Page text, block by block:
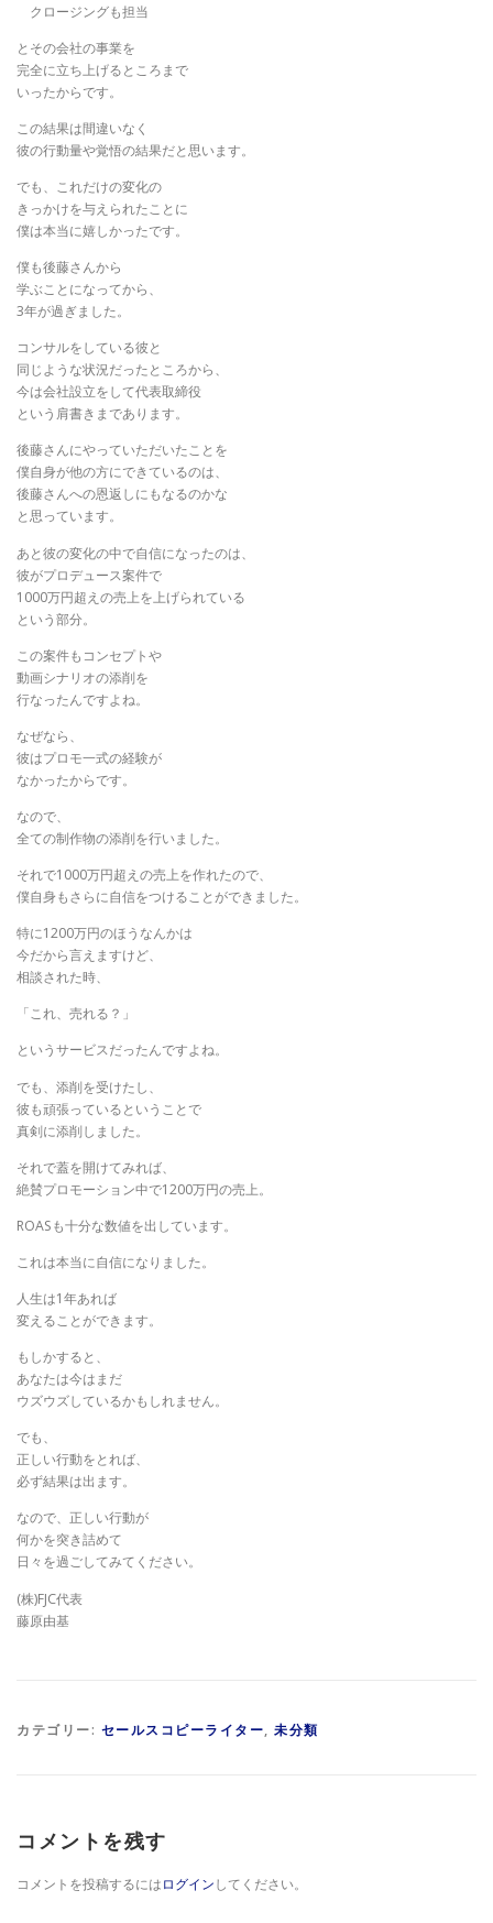
クロージングも担当
とその会社の事業を
完全に立ち上げるところまで
いったからです。
この結果は間違いなく
彼の行動量や覚悟の結果だと思います。
でも、これだけの変化の
きっかけを与えられたことに
僕は本当に嬉しかったです。
僕も後藤さんから
学ぶことになってから、
3年が過ぎました。
コンサルをしている彼と
同じような状況だったところから、
今は会社設立をして代表取締役
という肩書きまであります。
後藤さんにやっていただいたことを
僕自身が他の方にできているのは、
後藤さんへの恩返しにもなるのかな
と思っています。
あと彼の変化の中で自信になったのは、
彼がプロデュース案件で
1000万円超えの売上を上げられている
という部分。
この案件もコンセプトや
動画シナリオの添削を
行なったんですよね。
なぜなら、
彼はプロモ一式の経験が
なかったからです。
なので、
全ての制作物の添削を行いました。
それで1000万円超えの売上を作れたので、
僕自身もさらに自信をつけることができました。
特に1200万円のほうなんかは
今だから言えますけど、
相談された時、
「これ、売れる？」
というサービスだったんですよね。
でも、添削を受けたし、
彼も頑張っているということで
真剣に添削しました。
それで蓋を開けてみれば、
絶賛プロモーション中で1200万円の売上。
ROASも十分な数値を出しています。
これは本当に自信になりました。
人生は1年あれば
変えることができます。
もしかすると、
あなたは今はまだ
ウズウズしているかもしれません。
でも、
正しい行動をとれば、
必ず結果は出ます。
なので、正しい行動が
何かを突き詰めて
日々を過ごしてみてください。
(株)FJC代表
藤原由基
カテゴリー: セールスコピーライター, 未分類
コメントを残す
コメントを投稿するにはログインしてください。